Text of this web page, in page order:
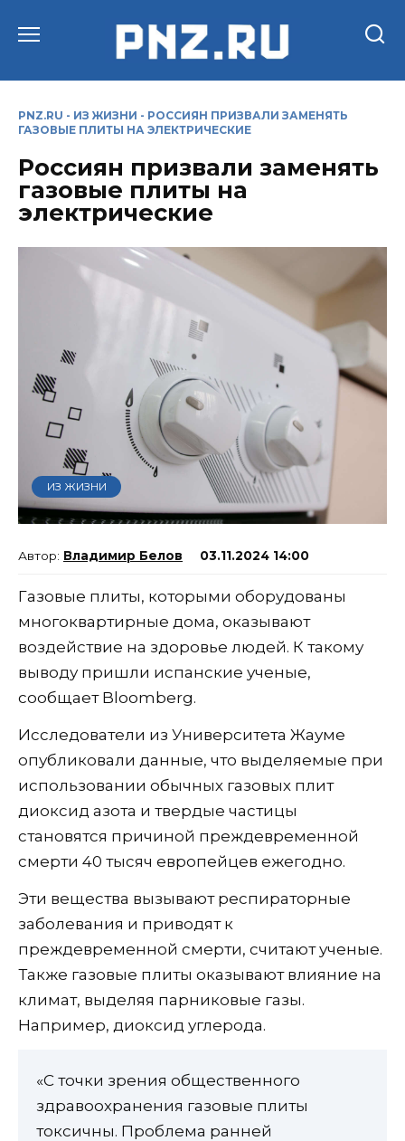
PNZ.RU - ИЗ ЖИЗНИ - РОССИЯН ПРИЗВАЛИ ЗАМЕНЯТЬ
ГАЗОВЫЕ ПЛИТЫ НА ЭЛЕКТРИЧЕСКИЕ
Россиян призвали заменять
газовые плиты на
электрические
ИЗ ЖИЗНИ
Владимир Белов 03.11.2024 14:00
Газовые плиты, которыми оборудованы
многоквартирные дома, оказывают
воздействие на здоровье людей. К такому
выводу пришли испанские ученые,
сообщает Bloomberg.
Исследователи из Университета Жауме
опубликовали данные, что выделяемые при
использовании обычных газовых плит
диоксид азота и твердые частицы
становятся причиной преждевременной
смерти 40 тысяч европейцев ежегодно.
Эти вещества вызывают респираторные
заболевания и приводят к
преждевременной смерти, считают ученые.
Также газовые плиты оказывают влияние на
климат, выделяя парниковые газы.
Например, диоксид углерода.
«С точки зрения общественного
здравоохранения газовые плиты
токсичны. Проблема ранней